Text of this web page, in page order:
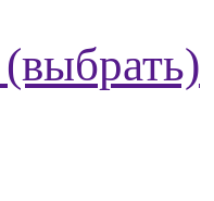
(выбрать)